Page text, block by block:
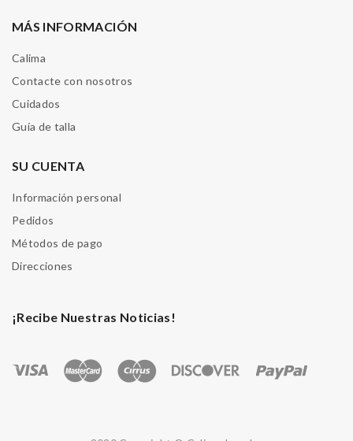
MÁS INFORMACIÓN
Calima
Contacte con nosotros
Cuidados
Guía de talla
SU CUENTA
Información personal
Pedidos
Métodos de pago
Direcciones
¡Recibe Nuestras Noticias!